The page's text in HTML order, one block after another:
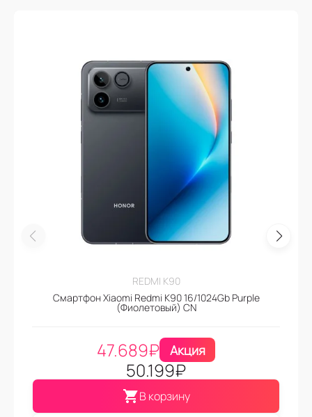
REDMI K90
Смартфон Xiaomi Redmi K90 16/1024Gb Purple
(Фиолетовый) CN
47.689₽ Акция
50.199₽
В корзину